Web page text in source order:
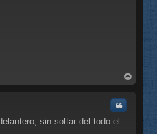
rri
ba
Citar
sin soltar del todo el